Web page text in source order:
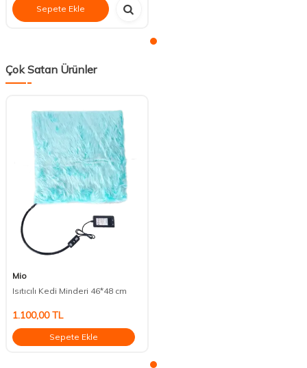
Sepete Ekle
Çok Satan Ürünler
Mio
Isıtıcılı Kedi Minderi 46*48 cm
1.100,00TL
Sepete Ekle